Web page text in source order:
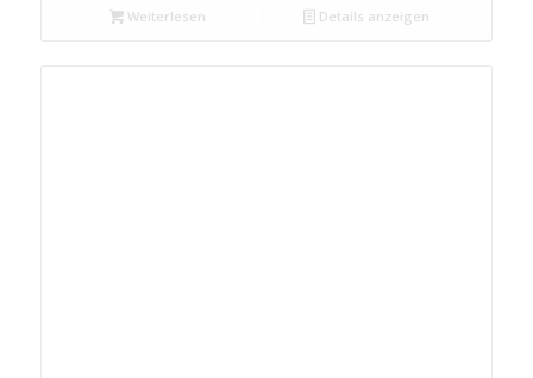
Weiterlesen Details anzeigen